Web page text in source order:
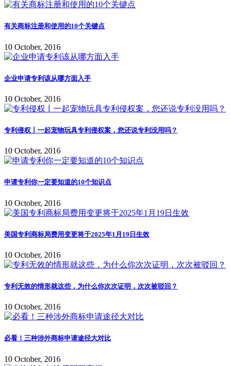
有关商标注册和使用的10个关键点
10 October, 2016
企业申请专利该从哪方面入手
10 October, 2016
专利侵权丨一起宠物玩具专利侵权案，您还说专利没用吗？
10 October, 2016
申请专利你一定要知道的10个知识点
10 October, 2016
美国专利商标局费用变更将于2025年1月19日生效
10 October, 2016
专利无效的情形就这些，为什么你次次证明，次次被驳回？
10 October, 2016
必看！三种涉外商标申请途径大对比
10 October, 2016